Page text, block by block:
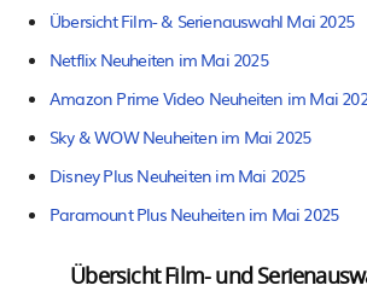
Übersicht Film- & Serienauswahl Mai 2025
Netflix Neuheiten im Mai 2025
Amazon Prime Video Neuheiten im Mai
Sky & WOW Neuheiten im Mai 2025
Disney Plus Neuheiten im Mai 2025
Paramount Plus Neuheiten im Mai 2025
Übersicht Film- und